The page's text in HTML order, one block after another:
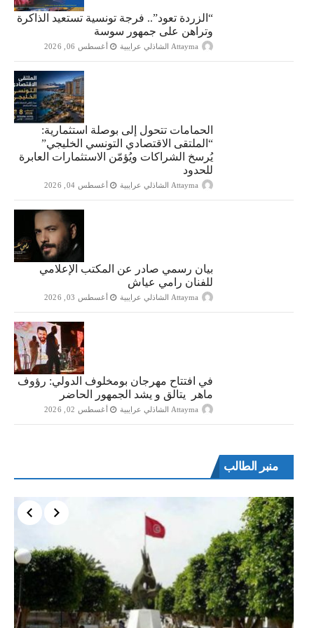
“الزردة تعود”.. فرجة تونسية تستعيد الذاكرة
وتراهن على جمهور سوسة
Attayma الشاذلي عرايبية أغسطس 06, 2026
الحمامات تتحول إلى بوصلة استثمارية:
“الملتقى الاقتصادي التونسي الخليجي”
يُرسخ الشراكات ويُؤمّن الاستثمارات العابرة
للحدود
Attayma الشاذلي عرايبية أغسطس 04, 2026
بيان رسمي صادر عن المكتب الإعلامي
للفنان رامي عياش
Attayma الشاذلي عرايبية أغسطس 03, 2026
في افتتاح مهرجان بومخلوف الدولي: رؤوف
ماهر يتالق و يشد الجمهور الحاضر
Attayma الشاذلي عرايبية أغسطس 02, 2026
منبر الطالب